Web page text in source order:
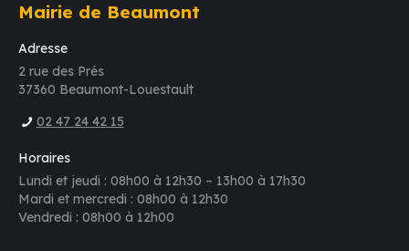
Mairie de Beaumont
Adresse
2 rue des Prés
37360 Beaumont-Louestault
02 47 24 42 15
Horaires
Lundi et jeudi : 08h00 à 12h30 – 13h00 à 17h30
Mardi et mercredi : 08h00 à 12h30
Vendredi : 08h00 à 12h00